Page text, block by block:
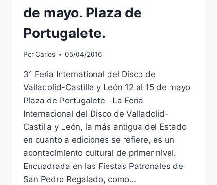
de mayo. Plaza de
Portugalete.
PorCarlos 05/04/2016
31 Feria International del Disco de
Valladolid-Castilla y León 12 al 15 de mayo
Plaza de Portugalete La Feria
Internacional del Disco de Valladolid-
Castilla y León, la más antigua del Estado
en cuanto a ediciones se refiere, es un
acontecimiento cultural de primer nivel.
Encuadrada en las Fiestas Patronales de
San Pedro Regalado, como…